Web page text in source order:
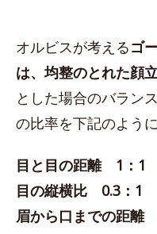
オルビスが考えるゴ
は、均整のとれた顔
とした場合のバラン
の比率を下記のよう
目と目の距離 1：1
目の縦横比 0.3：1
眉から口までの距離